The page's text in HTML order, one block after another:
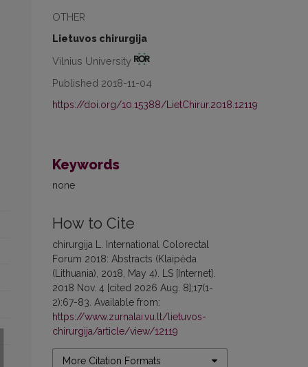
OTHER
Lietuvos chirurgija
Vilnius University
Published 2018-11-04
https://doi.org/10.15388/LietChirur.2018.12119
Keywords
none
How to Cite
chirurgija L. International Colorectal
Forum 2018: Abstracts (Klaipėda
(Lithuania), 2018, May 4). LS [Internet].
2018 Nov. 4 [cited 2026 Aug. 8];17(1-
2):67-83. Available from:
https://www.zurnalai.vu.lt/lietuvos-
chirurgija/article/view/12119
More Citation Formats